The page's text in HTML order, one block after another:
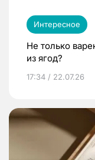
Интересное
Не только
из ягод?
17:34 / 22.07.26